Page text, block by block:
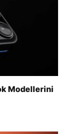
Modellerini